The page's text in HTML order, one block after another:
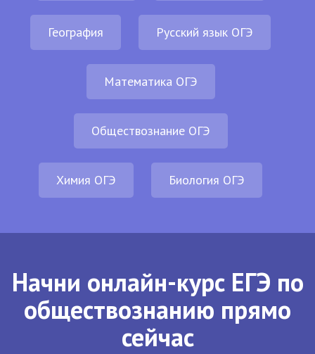
География Русский язык ОГЭ
Математика ОГЭ
Обществознание ОГЭ
Химия ОГЭ Биология ОГЭ
Начни онлайн-курс ЕГЭ по
обществознанию прямо
сейчас